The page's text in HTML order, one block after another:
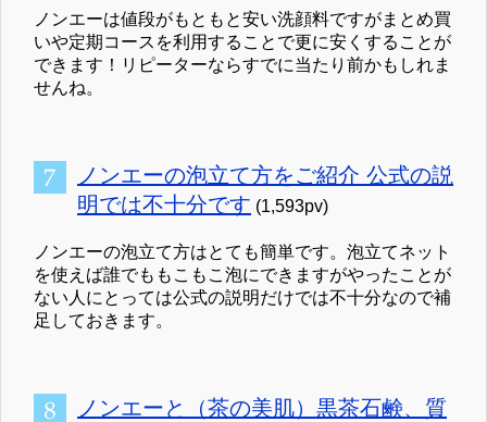
ノンエーは値段がもともと安い洗顔料ですがまとめ買
いや定期コースを利用することで更に安くすることが
できます！リピーターならすでに当たり前かもしれま
せんね。
ノンエーの泡立て方をご紹介 公式の説
明では不十分です (1,593pv)
ノンエーの泡立て方はとても簡単です。泡立てネット
を使えば誰でももこもこ泡にできますがやったことが
ない人にとっては公式の説明だけでは不十分なので補
足しておきます。
ノンエーと（茶の美肌）黒茶石鹸、質